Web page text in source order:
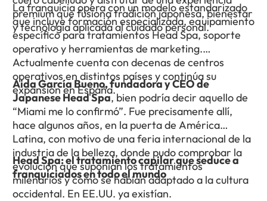
premium que fusiona tradición japonesa, bienestar
y tecnología aplicada al cuidado personal.
La franquicia opera con un modelo estandarizado
que incluye formación especializada, equipamiento
específico para tratamientos Head Spa, soporte
operativo y herramientas de marketing.
Actualmente cuenta con decenas de centros
operativos en distintos países y continúa su
expansión en España.
Aida García Bueno, fundadora y CEO de
Japanese Head Spa, bien podría decir aquello de
“Miami me lo confirmó”. Fue precisamente allí,
hace algunos años, en la puerta de América
Latina, con motivo de una feria internacional de la
industria de la belleza, donde pudo comprobar la
evolución que suponían los tratamientos
milenarios y cómo se habían adaptado a la cultura
occidental. En EE.UU. ya existían.
Head Spa: el tratamiento capilar que seduce a
franquiciados en todo el mundo